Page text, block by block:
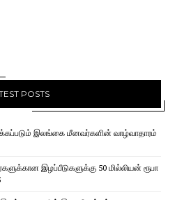
POSTS
இலங்கை மீனவர்களின் வாழ்வாதாரம்
இழப்பீடுகளுக்கு 50 மில்லியன் ரூபா